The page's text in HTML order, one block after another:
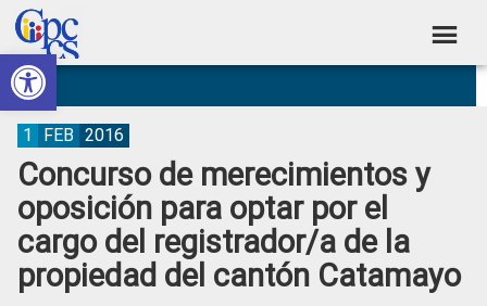
Abrir barra de herramientas
Skip
to
primary
navigation
Skip
to
main
content
Skip
to
primary
sidebar
Skip
to
footer
Consejo
de
Participación
Ciudadana
Control
Social
Construyendo
Poder
Ciudadano
Concurso de merecimientos y
oposición para optar por el
cargo del registrador/a de la
propiedad del cantón Catamayo
1 FEB 2016